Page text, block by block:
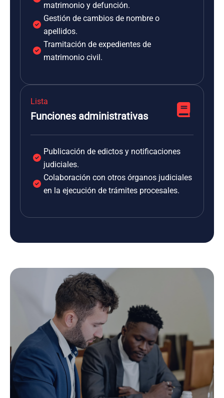
matrimonio y defunción.
Gestión de cambios de nombre o
apellidos.
Tramitación de expedientes de
matrimonio civil.
Lista
Funciones administrativas
Publicación de edictos y notificaciones
judiciales.
Colaboración con otros órganos judiciales
en la ejecución de trámites procesales.